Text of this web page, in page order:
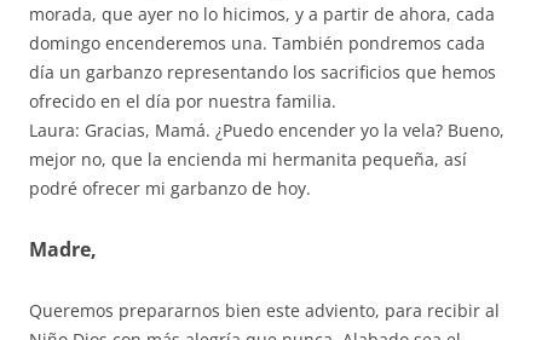
morada, que ayer no lo hicimos, y a partir de ahora, cada
domingo encenderemos una. También pondremos cada
día un garbanzo representando los sacrificios que hemos
ofrecido en el día por nuestra familia.
Laura: Gracias, Mamá. ¿Puedo encender yo la vela? Bueno,
mejor no, que la encienda mi hermanita pequeña, así
podré ofrecer mi garbanzo de hoy.
Madre,
Queremos prepararnos bien este adviento, para recibir al